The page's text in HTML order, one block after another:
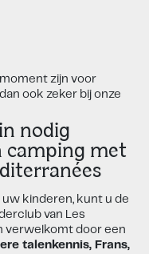
zijn voor
ook zeker bij onze
nodig
camping met
kinderen, kunt u de
van Les
verwelkomt door een
talenkennis, Frans,